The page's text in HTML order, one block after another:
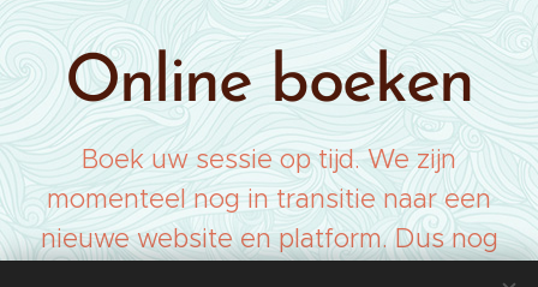
Online boeken
Boek uw sessie op tijd. We zijn
momenteel nog in transitie naar een
nieuwe website en platform. Dus nog